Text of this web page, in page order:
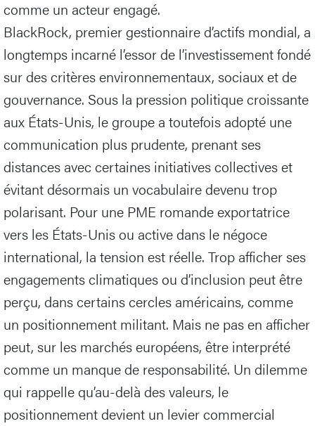
comme un acteur engagé.
BlackRock, premier gestionnaire d’actifs mondial, a
longtemps incarné l’essor de l’investissement fondé
sur des critères environnementaux, sociaux et de
gouvernance. Sous la pression politique croissante
aux États-Unis, le groupe a toutefois adopté une
communication plus prudente, prenant ses
distances avec certaines initiatives collectives et
évitant désormais un vocabulaire devenu trop
polarisant. Pour une PME romande exportatrice
vers les États-Unis ou active dans le négoce
international, la tension est réelle. Trop afficher ses
engagements climatiques ou d’inclusion peut être
perçu, dans certains cercles américains, comme
un positionnement militant. Mais ne pas en afficher
peut, sur les marchés européens, être interprété
comme un manque de responsabilité. Un dilemme
qui rappelle qu’au-delà des valeurs, le
positionnement devient un levier commercial